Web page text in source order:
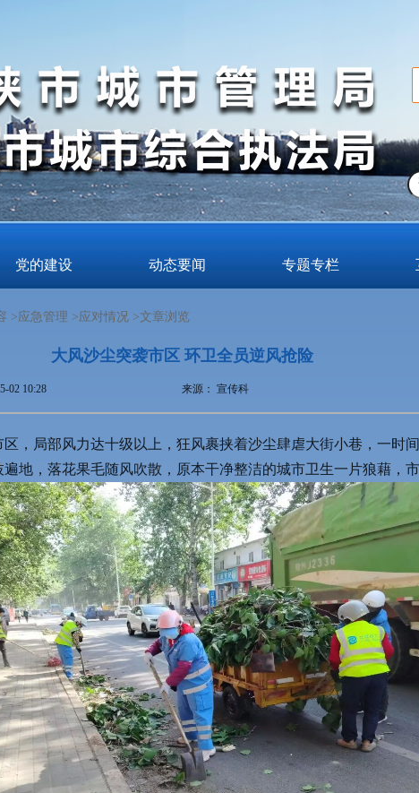
党的建设 动态要闻 专题专栏
>应急管理 >应对情况 >文章浏览
大风沙尘突袭市区 环卫全员逆风抢险
02 10:28 来源： 宣传科
，局部风力达十级以上，狂风裹挟着沙尘肆虐大街小巷，一时
地，落花果毛随风吹散，原本干净整洁的城市卫生一片狼藉，